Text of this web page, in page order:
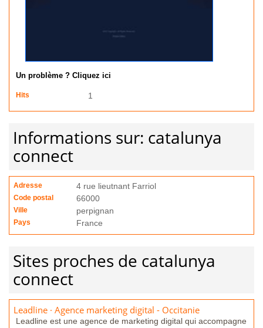
Un problème ? Cliquez ici
Hits 1
Informations sur: catalunya
connect
Adresse 4 rue lieutnant Farriol
Code postal 66000
Ville perpignan
Pays France
Sites proches de catalunya
connect
Leadline · Agence marketing digital - Occitanie
Leadline est une agence de marketing digital qui accompagne